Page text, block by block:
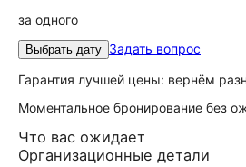
за одного
Выбрать дату Задать вопрос
Гарантия лучшей цены: вернём
Моментальное бронирование без
Что вас ожидает
Организационные детали